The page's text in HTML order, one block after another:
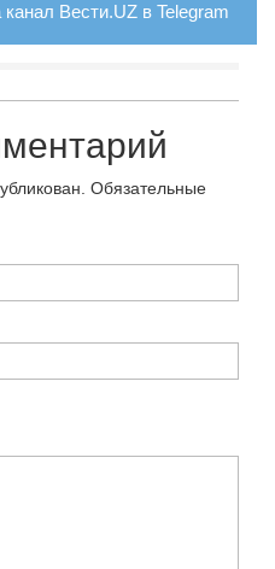
Вести.UZ в Telegram
Обязательные